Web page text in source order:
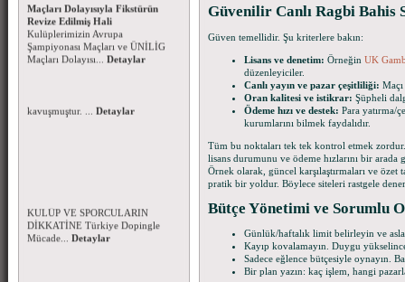
Revize Edilmiş Hali
Kulüplerimizin Avrupa
Şampiyonası Maçları ve ÜNİLİG
Maçları Dolayısı...Detaylar
Genel Sekreterimiz Fatih Umur
ERKAN'ın ablası Ayşe Ayfer
ERKAN Hakkın rahmetine
DİKKATİNE Türkiye Dopingle
Mücade...Detaylar
Güvenilir Canlı Ragbi Bahis
Güven temellidir. Şu kriterlere bakın:
Lisans ve denetim: Örneğin UK
düzenleyiciler.
Canlı yayın ve pazar çeşitliliği:
Oran kalitesi ve istikrar: Şüpheli
Ödeme hızı ve destek: Para yatırma/
kurumlarını bilmek faydalıdır.
Tüm bu noktaları tek tek kontrol etmek
lisans durumunu ve ödeme hızlarını bir
Örnek olarak, güncel karşılaştırmaları ve özet
pratik bir yoldur. Böylece siteleri rastgele
Bütçe Yönetimi ve Sorumlu
Günlük/haftalık limit belirleyin ve asla
Kayıp kovalamayın. Duygu
Sadece eğlence bütçesiyle oynayın.
Bir plan yazın: kaç işlem, hangi